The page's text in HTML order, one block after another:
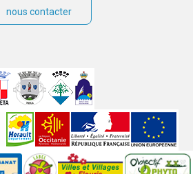
nous contacter